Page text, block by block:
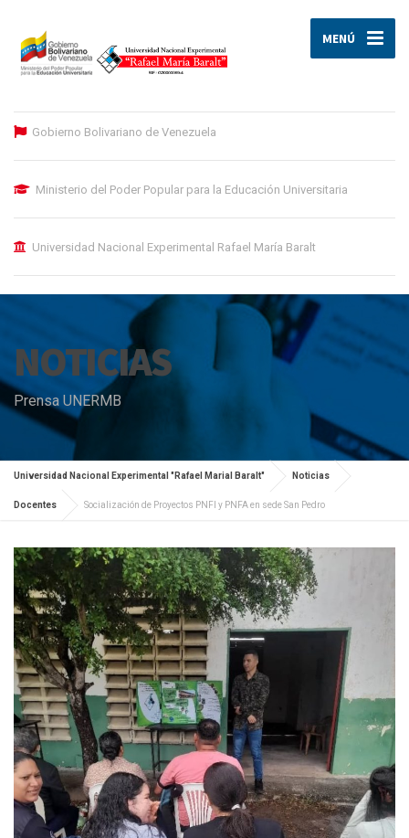
MENÚ
Gobierno Bolivariano de Venezuela
Ministerio del Poder Popular para la Educación Universitaria
Universidad Nacional Experimental Rafael María Baralt
NOTICIAS
Prensa UNERMB
Universidad Nacional Experimental "Rafael Marial Baralt" Noticias
Docentes Socialización de Proyectos PNFI y PNFA en sede San Pedro